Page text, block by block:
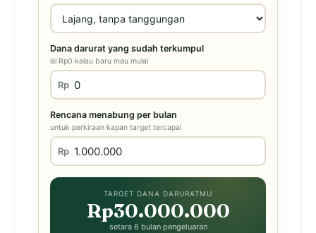
Dana darurat yang sudah terkumpul
isi Rp0 kalau baru mau mulai
Rp
Rencana menabung per bulan
untuk perkiraan kapan target tercapai
Rp
TARGET DANA DARURATMU
Rp30.000.000
setara 6 bulan pengeluaran